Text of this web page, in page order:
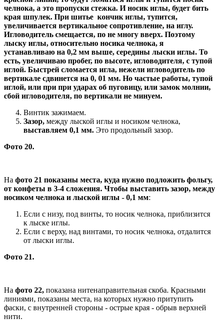
челнока, а это пропуски стежка. И носик иглы, будет бить
края шпулек. При шитье кончик иглы, тупится,
увеличивается вертикальное сопротивление, на иглу.
Игловодитель смещается, по не многу вверх. Поэтому
лыску иглы, относительно носика челнока, я
устанавливаю на 0,2 мм выше, середины лыски иглы. То
есть, увеличиваю пробег, по высоте, игловодителя, с тупой
иглой. Быстрей сломается игла, нежели игловодитель по
вертикале сдвинется на 0, 01 мм. Но частые работы, тупой
иглой, или при при ударах об пуговицу, или замок молнии,
сбой игловодителя, по вертикали не минуем.
Винтик зажимаем.
Зазор, между лыской иглы и носиком челнока,
выставляем 0,1 мм. Это продольный зазор.
Фото 20.
На фото 21 показаны места, куда нужно подложить фольгу,
от конфеты в 3-4 сложения. Чтобы выставить зазор, между
носиком челнока и лыской иглы - 0,1 мм:
Если с низу, под винты, то носик челнока, приблизится
к лыске иглы.
Если с верху, над винтами, то носик челнока, отдалится
от лыски иглы.
Фото 21.
На фото 22, показана нитенаправительная скоба. Красными
линиями, показаны места, на которых нужно притупить
фаски, с внутренней стороны - острые края - обрыв верхней
нити.